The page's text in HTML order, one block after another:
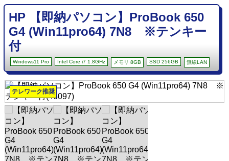
HP 【即納パソコン】ProBook 650
G4 (Win11pro64) 7N8 ※テンキー
付
Windows11 Pro Intel Core i7 1.8GHz メモリ 8GB SSD 256GB 無線LAN
テレワーク推奨